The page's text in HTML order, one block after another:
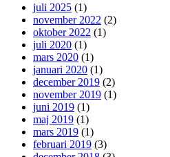
juli 2025 (1)
november 2022 (2)
oktober 2022 (1)
juli 2020 (1)
mars 2020 (1)
januari 2020 (1)
december 2019 (2)
november 2019 (1)
juni 2019 (1)
maj 2019 (1)
mars 2019 (1)
februari 2019 (3)